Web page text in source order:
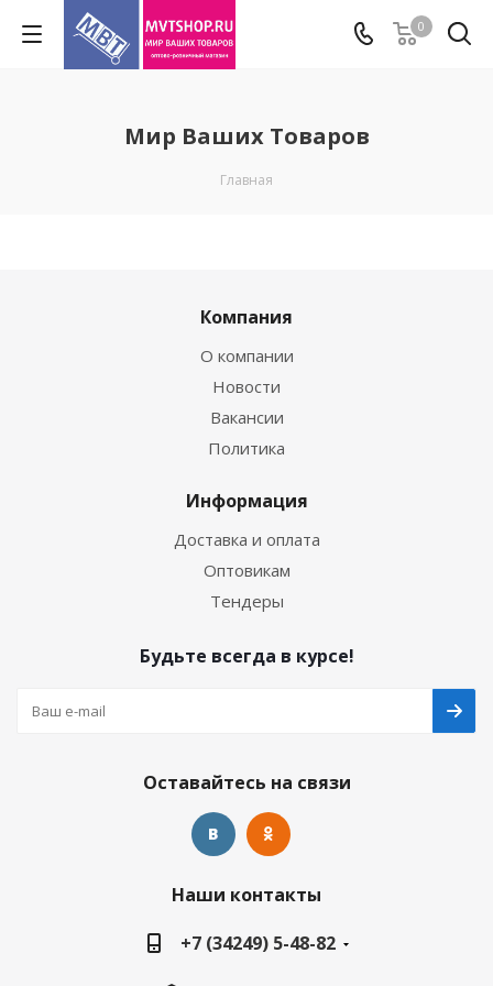
0
Мир Ваших Товаров
Главная
Компания
О компании
Новости
Вакансии
Политика
Информация
Доставка и оплата
Оптовикам
Тендеры
Будьте всегда в курсе!
Оставайтесь на связи
Наши контакты
+7 (34249) 5-48-82